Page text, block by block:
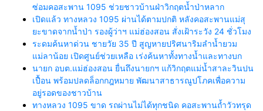
ซ่อมคอสะพาน 1095 ช่วยชาวบ้านฝ่าวิกฤตน้ำป่าหลาก
เปิดแล้ว ทางหลวง 1095 ผ่านได้ตามปกติ หลังคอสะพานแม่สุ
ยะขาดจากน้ำป่า รองผู้ว่าฯ แม่ฮ่องสอน สั่งเฝ้าระวัง 24 ชั่วโมง
ระดมค้นหาด่วน ชายวัย 35 ปี สูญหายปริศนาริมลำน้ำยวม
แม่ลาน้อย เปิดศูนย์ช่วยเหลือ เร่งค้นหาทั้งทางน้ำและทางบก
นายก อบต.แม่ฮ่องสอน ยื่นถึงนายกฯ แก้วิกฤตแม่น้ำสาละวินปน
เปื้อน พร้อมปลดล็อกกฎหมาย พัฒนาสาธารณูปโภคเพื่อความ
อยู่รอดของชาวบ้าน
ทางหลวง 1095 ขาด รถผ่านไม่ได้ทุกชนิด คอสะพานถ้ำวัวทรุด